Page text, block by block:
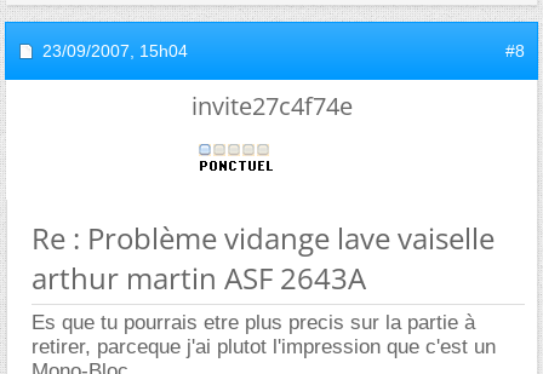
23/09/2007, 15h04 #8
invite27c4f74e
Re : Problème vidange lave vaiselle
arthur martin ASF 2643A
Es que tu pourrais etre plus precis sur la partie à
retirer, parceque j'ai plutot l'impression que c'est un